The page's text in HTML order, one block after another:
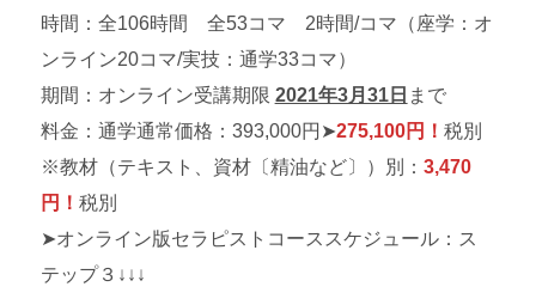
時間：全106時間 全53コマ 2時間/コマ（座学：オ
ンライン20コマ/実技：通学33コマ）
期間：オンライン受講期限 2021年3月31日 まで
料金：通学通常価格：393,000円➤275,100円！ 税別
※教材（テキスト、資材〔精油など〕）別： 3,470
円！ 税別
➤オンライン版セラピストコーススケジュール：ス
テップ３↓↓↓